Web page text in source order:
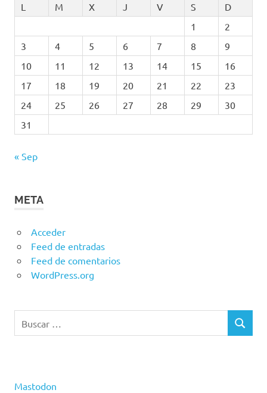
L
M X J V S
D
1
2
3
4 5 6 7 8
9
10
11 12 13 14 15
16
17
18 19 20 21 22
23
24
25 26 27 28 29
30
31
« Sep
META
Acceder
Feed de entradas
Feed de comentarios
WordPress.org
BUSCAR
Mastodon